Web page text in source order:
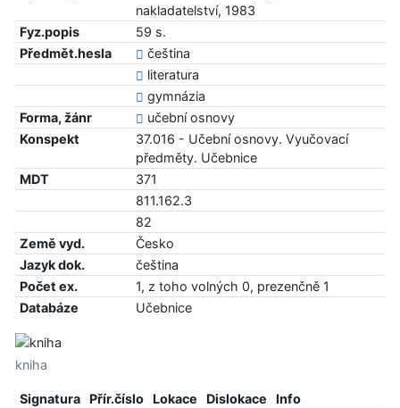
nakladatelství, 1983
Fyz.popis
59 s.
Předmět.hesla
čeština
literatura
gymnázia
Forma, žánr
učební osnovy
Konspekt
37.016 - Učební osnovy. Vyučovací
předměty. Učebnice
MDT
371
811.162.3
82
Země vyd.
Česko
Jazyk dok.
čeština
Počet ex.
1, z toho volných 0, prezenčně 1
Databáze
Učebnice
kniha
Signatura Přír.číslo Lokace Dislokace
Info